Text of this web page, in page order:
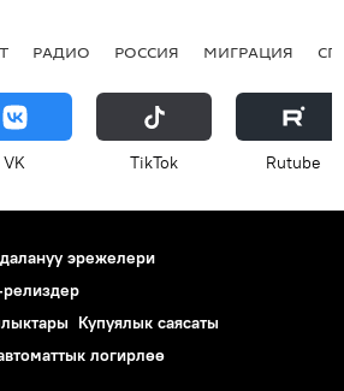
РАДИО РОССИЯ МИГРАЦИЯ
VK ТikТоk Rutube
эрежелери
Купуялык саясаты
логирлөө